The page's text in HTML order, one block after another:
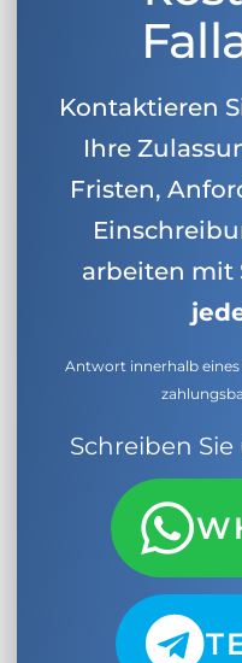
Kontaktieren
Ihre
Fristen,
arbeiten mit
Antwort innerhalb eines
Schreiben